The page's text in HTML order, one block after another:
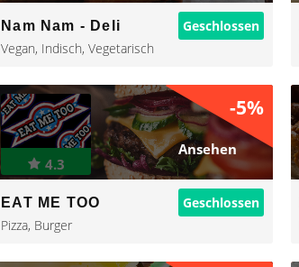
Nam Nam - Deli
Geschlossen
Vegan, Indisch,Vegetarisch
-5%
Ansehen
4.3
EAT ME TOO
Geschlossen
Pizza, Burger